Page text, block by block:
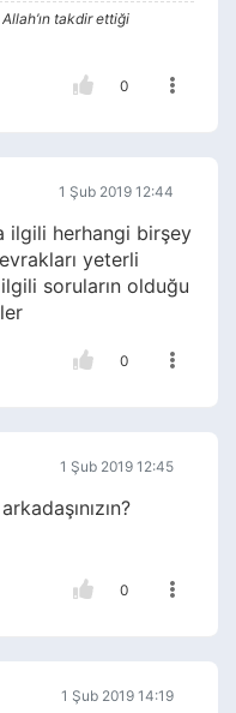
takdir ettiği
0
1 Şub 2019 12:44
ilgili herhangi birşey
yeterli
soruların olduğu
0
1 Şub 2019 12:45
0
1 Şub 2019 14:19